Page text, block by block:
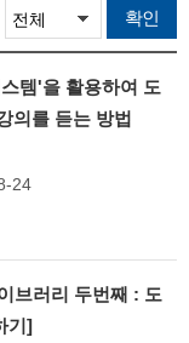
확인
템'을 활용하여 도
의를 듣는 방법
24
브러리 두번째 : 도
기]